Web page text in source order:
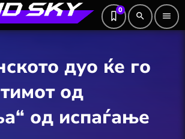
0
search menu
дуо ќе го
од
од испаѓање